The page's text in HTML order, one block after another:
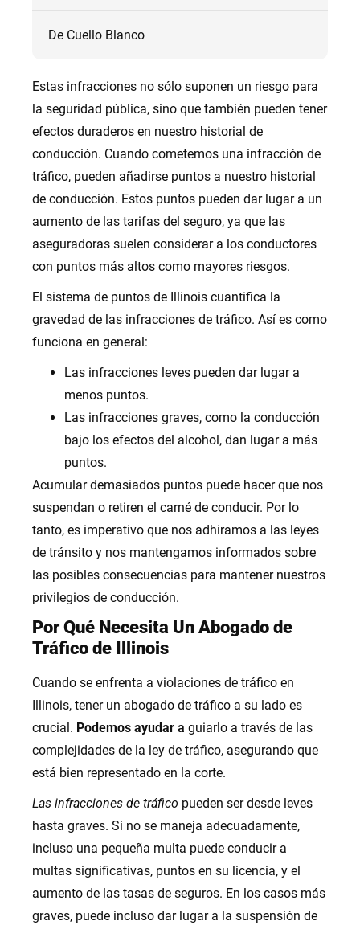
De Cuello Blanco
Estas infracciones no sólo suponen un riesgo para
la seguridad pública, sino que también pueden tener
efectos duraderos en nuestro historial de
conducción. Cuando cometemos una infracción de
tráfico, pueden añadirse puntos a nuestro historial
de conducción. Estos puntos pueden dar lugar a un
aumento de las tarifas del seguro, ya que las
aseguradoras suelen considerar a los conductores
con puntos más altos como mayores riesgos.
El sistema de puntos de Illinois cuantifica la
gravedad de las infracciones de tráfico. Así es como
funciona en general:
Las infracciones leves pueden dar lugar a
menos puntos.
Las infracciones graves, como la conducción
bajo los efectos del alcohol, dan lugar a más
puntos.
Acumular demasiados puntos puede hacer que nos
suspendan o retiren el carné de conducir. Por lo
tanto, es imperativo que nos adhiramos a las leyes
de tránsito y nos mantengamos informados sobre
las posibles consecuencias para mantener nuestros
privilegios de conducción.
Por Qué Necesita Un Abogado de
Tráfico de Illinois
Cuando se enfrenta a violaciones de tráfico en
Illinois, tener un abogado de tráfico a su lado es
crucial. Podemos ayudar a guiarlo a través de las
complejidades de la ley de tráfico, asegurando que
está bien representado en la corte.
Las infracciones de tráfico pueden ser desde leves
hasta graves. Si no se maneja adecuadamente,
incluso una pequeña multa puede conducir a
multas significativas, puntos en su licencia, y el
aumento de las tasas de seguros. En los casos más
graves, puede incluso dar lugar a la suspensión de